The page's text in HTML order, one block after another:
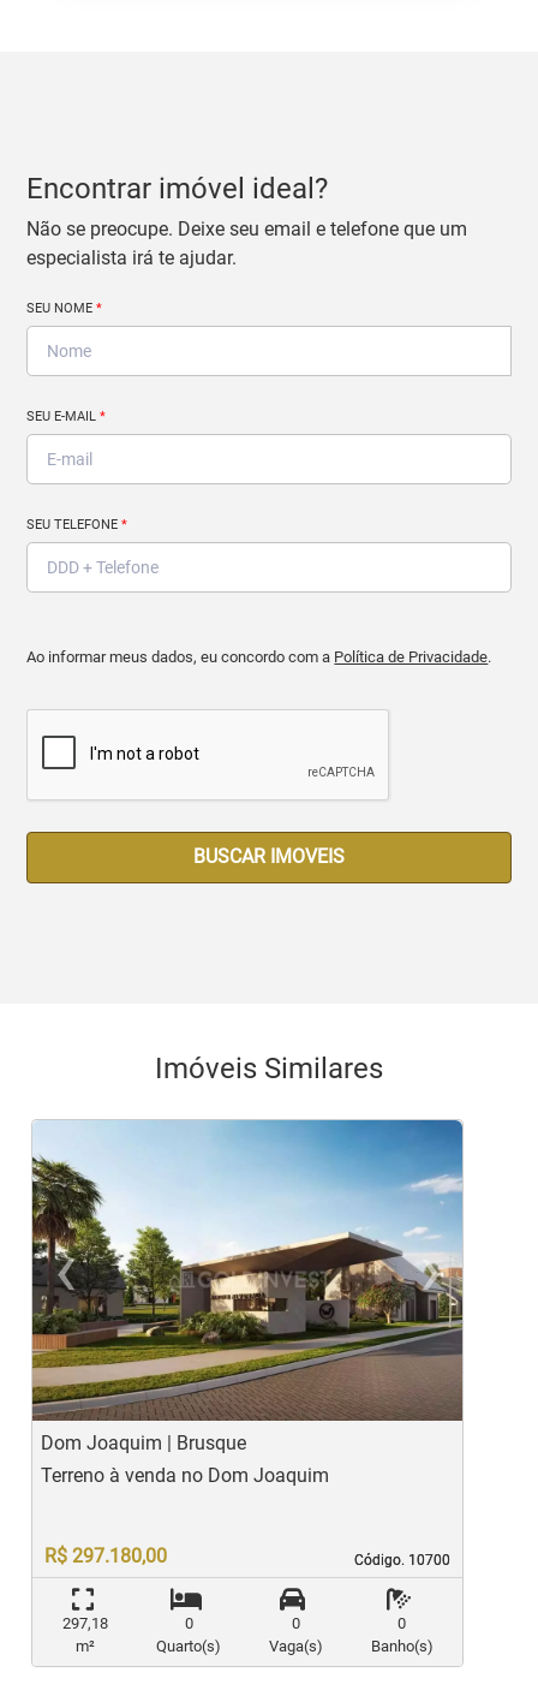
Encontrar imóvel ideal?
Não se preocupe. Deixe seu email e telefone que um
especialista irá te ajudar.
SEU NOME*
SEU E-MAIL*
SEU TELEFONE*
Ao informar meus dados, eu concordo com a Política de Privacidade.
BUSCAR IMOVEIS
Imóveis Similares
‹
Previous
›
Dom Joaquim | Brusque
Código. 10700
Código. 10700
Terreno à venda no Dom Joaquim
R$ 297.180,00
297,18
m²
0
Quarto(s)
0
Vaga(s)
0
Banho(s)